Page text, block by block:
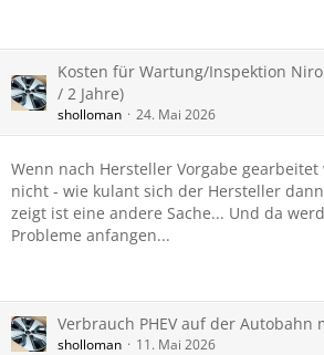
Kosten für Wartung/Inspektion Niro
/ 2 Jahre)
sholloman 24. Mai 2026
Wenn nach Hersteller Vorgabe
nicht - wie kulant sich der Hersteller
zeigt ist eine andere Sache... Und da
Probleme anfangen...
Verbrauch PHEV auf der Autobahn
sholloman 11. Mai 2026